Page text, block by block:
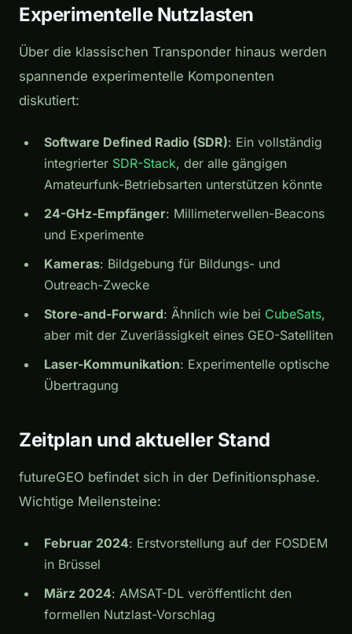
Experimentelle Nutzlasten
Über die klassischen Transponder hinaus werden
spannende experimentelle Komponenten
diskutiert:
Software Defined Radio (SDR): Ein vollständig
integrierter SDR-Stack, der alle gängigen
Amateurfunk-Betriebsarten unterstützen könnte
24-GHz-Empfänger: Millimeterwellen-Beacons
und Experimente
Kameras: Bildgebung für Bildungs- und
Outreach-Zwecke
Store-and-Forward: Ähnlich wie bei CubeSats,
aber mit der Zuverlässigkeit eines GEO-Satelliten
Laser-Kommunikation: Experimentelle optische
Übertragung
Zeitplan und aktueller Stand
futureGEO befindet sich in der Definitionsphase.
Wichtige Meilensteine:
Februar 2024: Erstvorstellung auf der FOSDEM
in Brüssel
März 2024: AMSAT-DL veröffentlicht den
formellen Nutzlast-Vorschlag